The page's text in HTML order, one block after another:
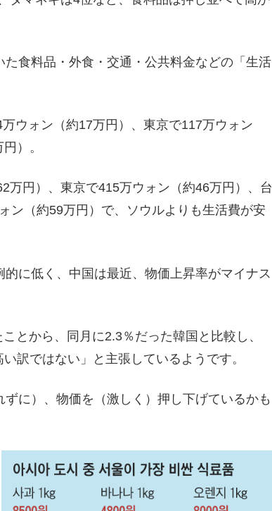
食料品・外食・交通・公共料金などの「生活
ウォン（約17万円）、東京で117万ウォン
）。
万円）、東京で415万ウォン（約46万円）、台
ン（約59万円）で、ソウルよりも生活費が安
に低く、中国は最近、物価上昇率がマイナス
とから、同月に2.3％だった韓国と比較し、
訳ではない」と主張しているようです。
に）、物価を（激しく）押し下げているかも